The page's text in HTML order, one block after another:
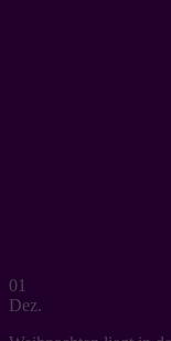
01
Dez.